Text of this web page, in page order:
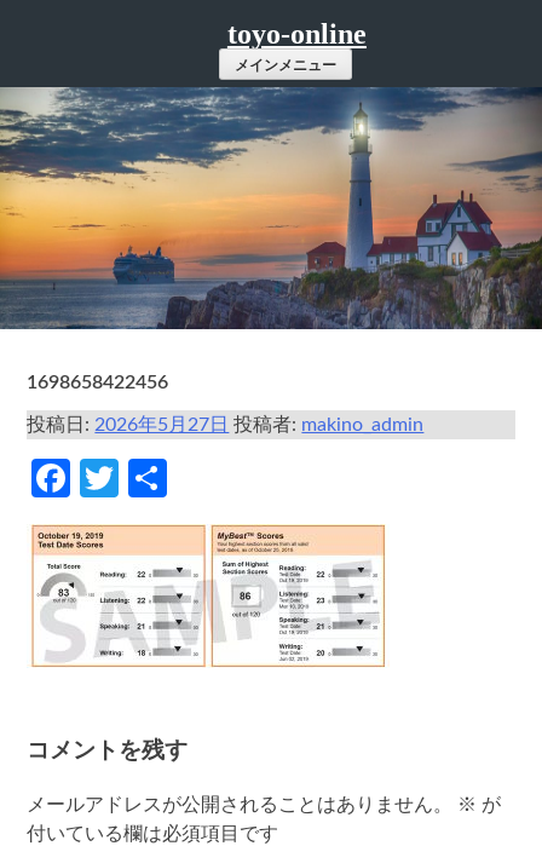
ツ
へ
ス
キ
ッ
プ
toyo-online
メインメニュー
1698658422456
投稿日: 2026年5月27日 投稿者: makino_admin
Facebook
Twitter
有
コメントを残す
メールアドレスが公開されることはありません。 ※ が
付いている欄は必須項目です